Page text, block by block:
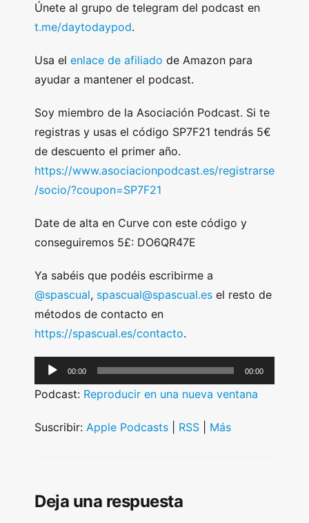
Únete al grupo de telegram del podcast en
t.me/daytodaypod.
Usa el enlace de afiliado de Amazon para
ayudar a mantener el podcast.
Soy miembro de la Asociación Podcast. Si te
registras y usas el código SP7F21 tendrás 5€
de descuento el primer año.
https://www.asociacionpodcast.es/registrarse
/socio/?coupon=SP7F21
Date de alta en Curve con este código y
conseguiremos 5£: DO6QR47E
Ya sabéis que podéis escribirme a
@spascual, spascual@spascual.es el resto de
métodos de contacto en
https://spascual.es/contacto.
u
i
a
00:00 00:00
Podcast: Reproducir en una nueva ventana
Suscribir: Apple Podcasts RSS Más
Deja una respuesta